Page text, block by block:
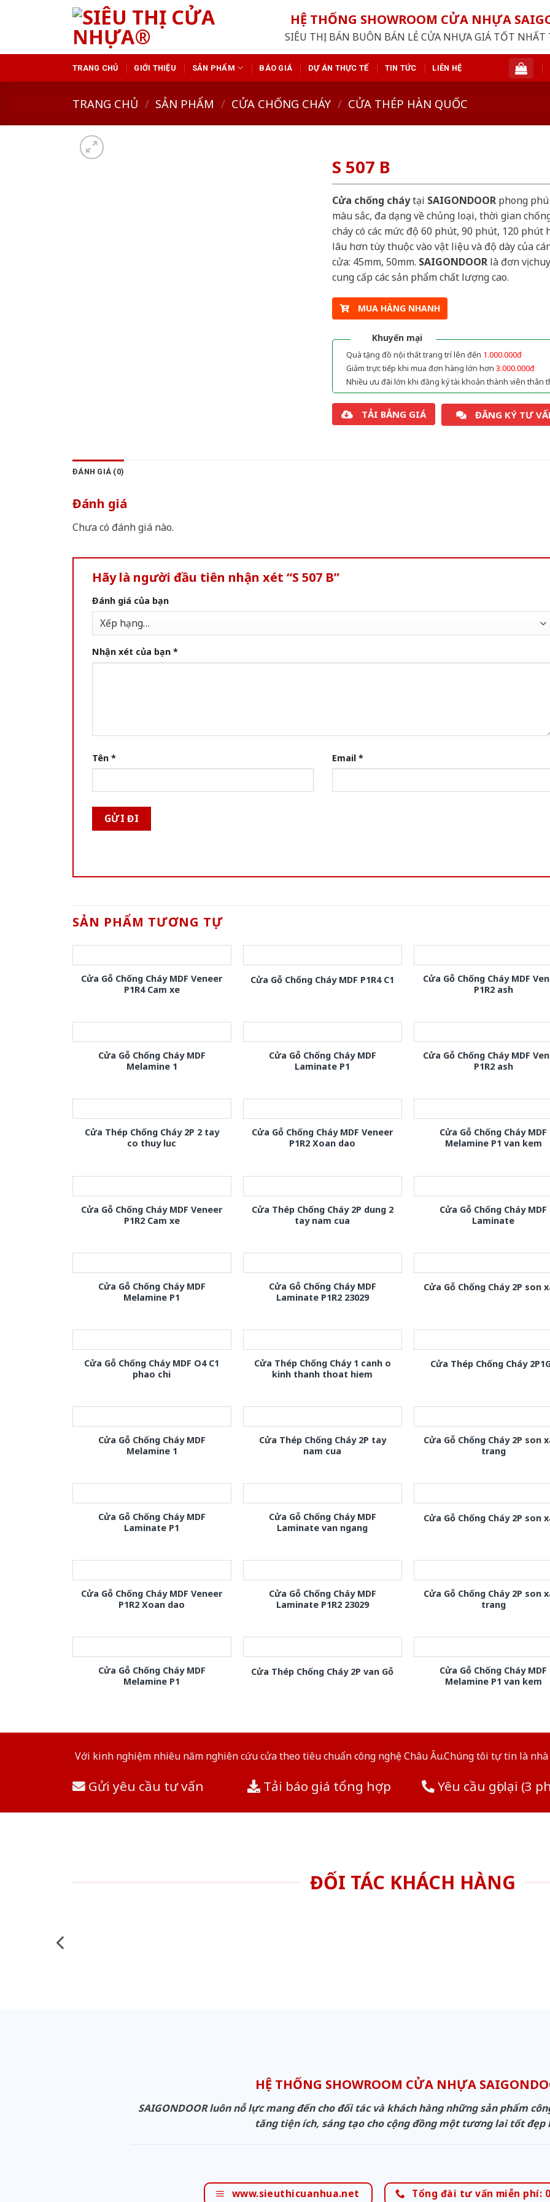
HỆ THỐNG SHOWROOM CỬA NHỰA
SIÊU THỊ BÁN BUÔN BÁN LẺ CỬA NHỰA GIÁ TỐT NHẤT
TRANG CHỦ GIỚI THIỆU SẢN PHẨM BÁO GIÁ DỰ ÁN THỰC TẾ TIN TỨC LIÊN HỆ
TRANG CHỦ / SẢN PHẨM / CỬA CHỐNG CHÁY / CỬA THÉP HÀN QUỐC
S 507 B
Cửa chống cháytại SAIGONDOORphong phú
màu sắc, đa dạng về chủng loại, thời gian
cháy có các mức độ 60 phút, 90 phút, 120 phút
lâu hơn tùy thuộc vào vật liệu và độ dày của
cửa: 45mm, 50mm. SAIGONDOORlà đơn vị
cung cấp các sản phẩm chất lượng cao.
MUA HÀNG NHANH
Khuyến mại
Quà tặng đồ nội thất trang trí lên đến 1.000.000đ
Giảm trực tiếp khi mua đơn hàng lớn hơn 3.000.000đ
Nhiều ưu đãi lớn khi đăng ký tài khoản thành viên thân
TẢI BẢNG GIÁ ĐĂNG KÝ TƯ
ĐÁNH GIÁ (0)
Đánh giá
Chưa có đánh giá nào.
Hãy là người đầu tiên nhận xét “S 507 B”
Đánh giá của bạn
Nhận xét của bạn *
Tên * Email *
SẢN PHẨM TƯƠNG TỰ
Cửa Gỗ Chống Cháy MDF Veneer
P1R4 Cam xe
Cửa Gỗ Chống Cháy MDF P1R4 C1
Cửa Gỗ Chống Cháy MDF
P1R2 ash
Cửa Gỗ Chống Cháy MDF
Melamine 1
Cửa Gỗ Chống Cháy MDF
Laminate P1
Cửa Gỗ Chống Cháy MDF
P1R2 ash
Cửa Thép Chống Cháy 2P 2 tay
co thuy luc
Cửa Gỗ Chống Cháy MDF Veneer
P1R2 Xoan dao
Cửa Gỗ Chống Cháy MDF
Melamine P1 van kem
Cửa Gỗ Chống Cháy MDF Veneer
P1R2 Cam xe
Cửa Thép Chống Cháy 2P dung 2
tay nam cua
Cửa Gỗ Chống Cháy MDF
Laminate
Cửa Gỗ Chống Cháy MDF
Melamine P1
Cửa Gỗ Chống Cháy MDF
Laminate P1R2 23029
Cửa Gỗ Chống Cháy 2P son
Cửa Gỗ Chống Cháy MDF O4 C1
phao chi
Cửa Thép Chống Cháy 1 canh o
kinh thanh thoat hiem
Cửa Thép Chống Cháy
Cửa Gỗ Chống Cháy MDF
Melamine 1
Cửa Thép Chống Cháy 2P tay
nam cua
Cửa Gỗ Chống Cháy 2P son
trang
Cửa Gỗ Chống Cháy MDF
Laminate P1
Cửa Gỗ Chống Cháy MDF
Laminate van ngang
Cửa Gỗ Chống Cháy 2P son
Cửa Gỗ Chống Cháy MDF Veneer
P1R2 Xoan dao
Cửa Gỗ Chống Cháy MDF
Laminate P1R2 23029
Cửa Gỗ Chống Cháy 2P son
trang
Cửa Gỗ Chống Cháy MDF
Melamine P1
Cửa Thép Chống Cháy 2P van Gỗ
Cửa Gỗ Chống Cháy MDF
Melamine P1 van kem
Với kinh nghiệm nhiêu năm nghiên cứu cửa theo tiêu chuẩn công nghệ Châu Âu.Chúng tôi tự tin là
Gửi yêu cầu tư vấn Tải báo giá tổng hợp Yêu cầu gọi lại (3
ĐỐI TÁC KHÁCH HÀNG
HỆ THỐNG SHOWROOM CỬA NHỰA
SAIGONDOOR luôn nỗ lực mang đến cho đối tác và khách hàng những sản phẩm
tăng tiện ích, sáng tạo cho cộng đồng một tương lai tốt đẹp
www.sieuthicuanhua.net Tổng đài tư vấn miễn phí: